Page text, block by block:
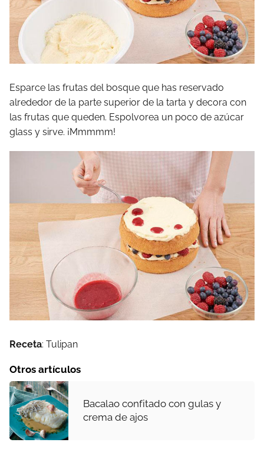
Esparce las frutas del bosque que has reservado
alrededor de la parte superior de la tarta y decora con
las frutas que queden. Espolvorea un poco de azúcar
glass y sirve. ¡Mmmmm!
Receta: Tulipan
Otros artículos
Bacalao confitado con gulas y
crema de ajos